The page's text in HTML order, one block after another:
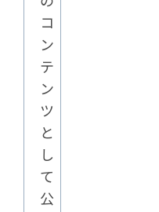
コ
ン
テ
ン
ツ
と
し
て
公